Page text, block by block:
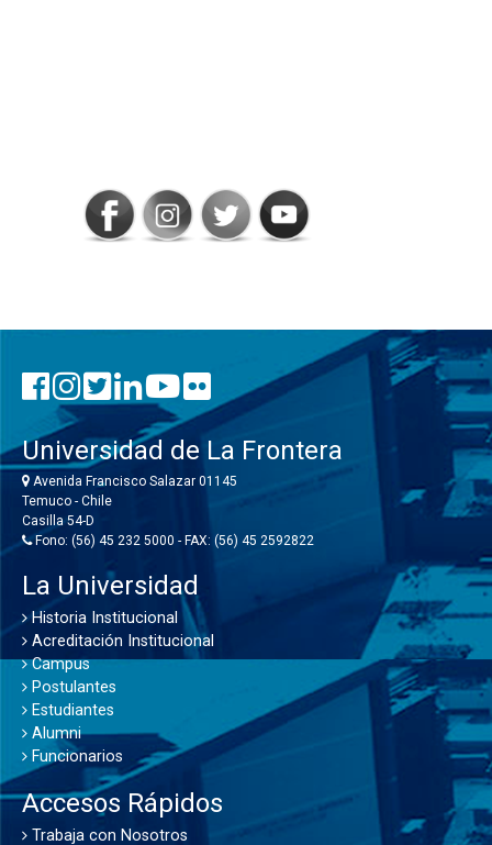
Universidad de La Frontera
Avenida Francisco Salazar 01145
Temuco - Chile
Casilla 54-D
Fono: (56) 45 232 5000 - FAX: (56) 45 2592822
La Universidad
Historia Institucional
Acreditación Institucional
Campus
Postulantes
Estudiantes
Alumni
Funcionarios
Accesos Rápidos
Trabaja con Nosotros